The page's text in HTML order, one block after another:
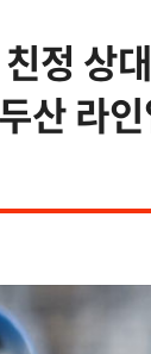
친정
산 라